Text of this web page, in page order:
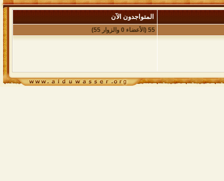
المتواجدون الآن
55 (الأعضاء 0 والزوار 55)